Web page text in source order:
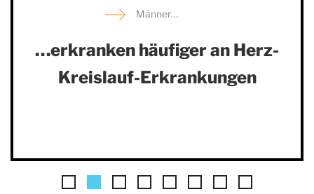
Männer…
…erkranken häufiger an Herz-
Kreislauf-Erkrankungen